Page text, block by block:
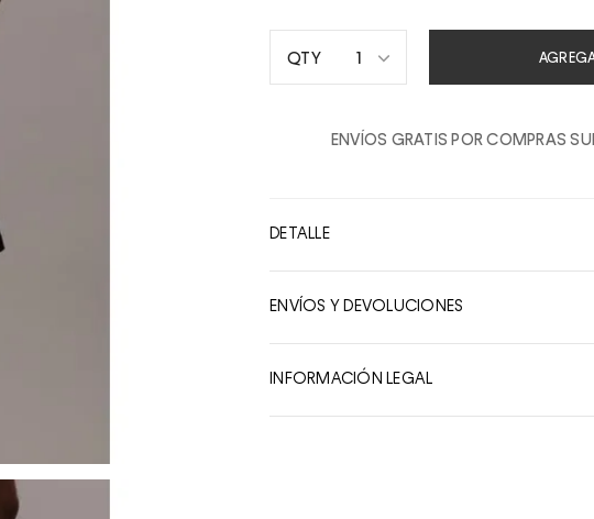
QTY 1
5
10
ENVÍOS GRATIS POR COMPRAS
DETALLE
ENVÍOS Y DEVOLUCIONES
INFORMACIÓN LEGAL